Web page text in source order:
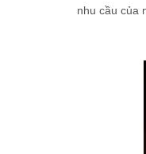
nhu cầu của